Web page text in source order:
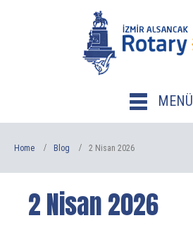
MENÜ
Home Blog 2 Nisan 2026
2 Nisan 2026